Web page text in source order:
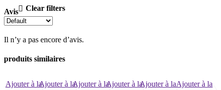
Avis Clear filters
Il n’y a pas encore d’avis.
produits similaires
Ajouter à laAjouter à laAjouter à laAjouter à laAjouter à laAjouter à la